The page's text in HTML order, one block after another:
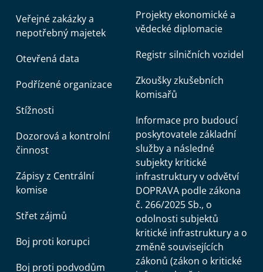
Veřejné zakázky a
nepotřebný majetek
Otevřená data
Podřízené organizace
Stížnosti
Dozorová a kontrolní
činnost
Zápisy z Centrální
komise
Střet zájmů
Boj proti korupci
Boj proti podvodům
Projekty ekonomické a
vědecké diplomacie
Registr silničních vozidel
Zkoušky zkušebních
komisařů
Informace pro budoucí
poskytovatele základní
služby a následné
subjekty kritické
infrastruktury v odvětví
DOPRAVA podle zákona
č. 266/2025 Sb., o
odolnosti subjektů
kritické infrastruktury a o
změně souvisejících
zákonů (zákon o kritické